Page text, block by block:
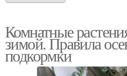
Комнатные
зимой. Правила
подкормки